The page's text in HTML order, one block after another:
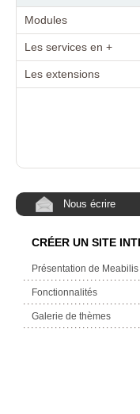
Modules
Les services en +
Les extensions
Nous écrire
CRÉER UN SITE
Présentation de Meabilis
Fonctionnalités
Galerie de thèmes